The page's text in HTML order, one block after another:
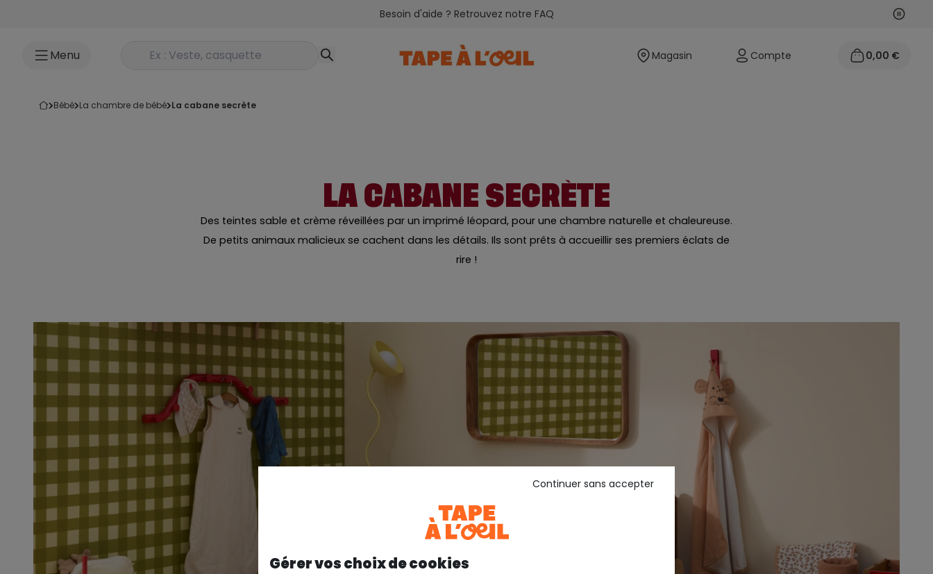
Besoin d'aide ? Retrouvez notre FAQ
Menu Rechercher un produit Magasin Compte 0,00 €
bébé la chambre de bébé la cabane secrète
LA CABANE SECRÈTE
Des teintes sable et crème réveillées par un imprimé léopard, pour une chambre naturelle et chaleureuse.
De petits animaux malicieux se cachent dans les détails. Ils sont prêts à accueillir ses premiers éclats de
rire !
Gérer vos choix de cookies
Continuer sans accepter